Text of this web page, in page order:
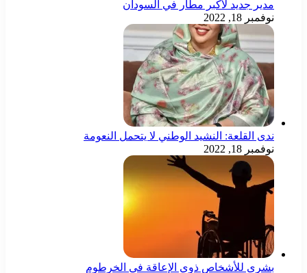
مدير جديد لأكبر مطار في السودان
نوفمبر 18, 2022
ندى القلعة: النشيد الوطني لا يتحمل النعومة
نوفمبر 18, 2022
بشرى للأشخاص ذوي الإعاقة في الخرطوم